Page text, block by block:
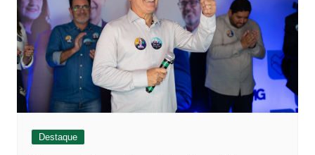
Destaque